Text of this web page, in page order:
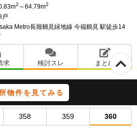
物件を見てみる
358 359 360
mansion.co.jp/bbs/th...
mansion.co.jp/bbs/th...
mansion.co.jp/bbs/th...
mansion.co.jp/bbs/th...
mansion.co.jp/bbs/th...
mansion.co.jp/bbs/th...
2 ～64.79m2
戸
Metro長堀鶴見緑地線 今福鶴見 駅徒歩14
求 検討スレ まとめ
府門真市三ツ島２丁目
万円～5088万円
～3LDK